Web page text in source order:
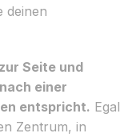
deinen
Seite und
einer
entspricht. Egal
Zentrum, in